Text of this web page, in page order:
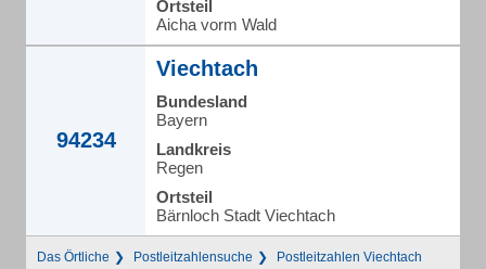
Ortsteil
Aicha vorm Wald
94234
Viechtach
Bundesland
Bayern
Landkreis
Regen
Ortsteil
Bärnloch Stadt Viechtach
Das Örtliche Postleitzahlensuche Postleitzahlen Viechtach